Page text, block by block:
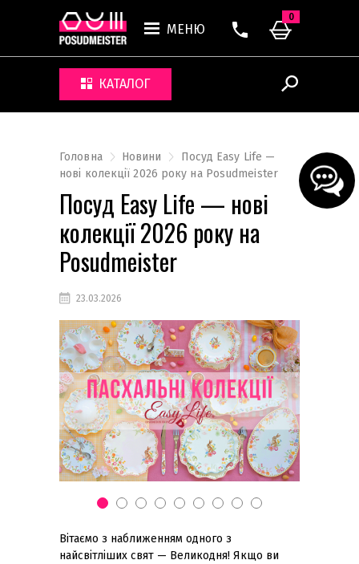
МЕНЮ
КАТАЛОГ
0
Головна Новини
Посуд Easy Life —
нові колекції 2026 року на Posudmeister
Посуд Easy Life — нові
колекції 2026 року на
Posudmeister
23.03.2026
Вітаємо з наближенням одного з
найсвітліших свят — Великодня! Якщо ви